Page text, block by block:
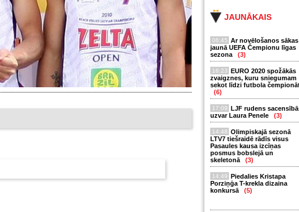
JAUNĀKAIS
06:45 Ar novēlošanos sākas
jaunā UEFA Čempionu līgas
sezona
(3)
16:23 EURO 2020 spožākās
zvaigznes, kuru sniegumam
sekot līdzi futbola
(6)
17:09 LJF rudens
uzvar Laura Penele
(3)
14:48 Olimpiskajā sezonā
LTV7 tiešraidē rādīs visus
Pasaules kausa izcīņas
posmus bobslejā un
skeletonā
(3)
14:49 Piedalies Kristapa
Porziņģa T-krekla dizaina
konkursā
(5)